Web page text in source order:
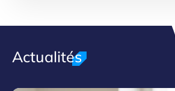
Actualités